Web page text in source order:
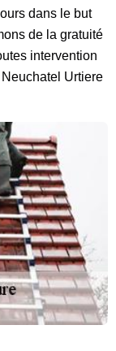
dans le but
de la gratuité
intervention
Urtiere